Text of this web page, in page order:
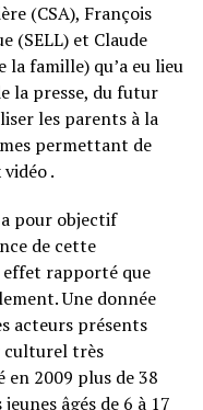
(CSA), François
(SELL) et Claude
la famille) qu’a eu lieu
la presse, du futur
les parents à la
permettant de
.
pour objectif
de cette
effet rapporté que
Une donnée
acteurs présents
culturel très
2009 plus de 38
âgés de 6 à 17